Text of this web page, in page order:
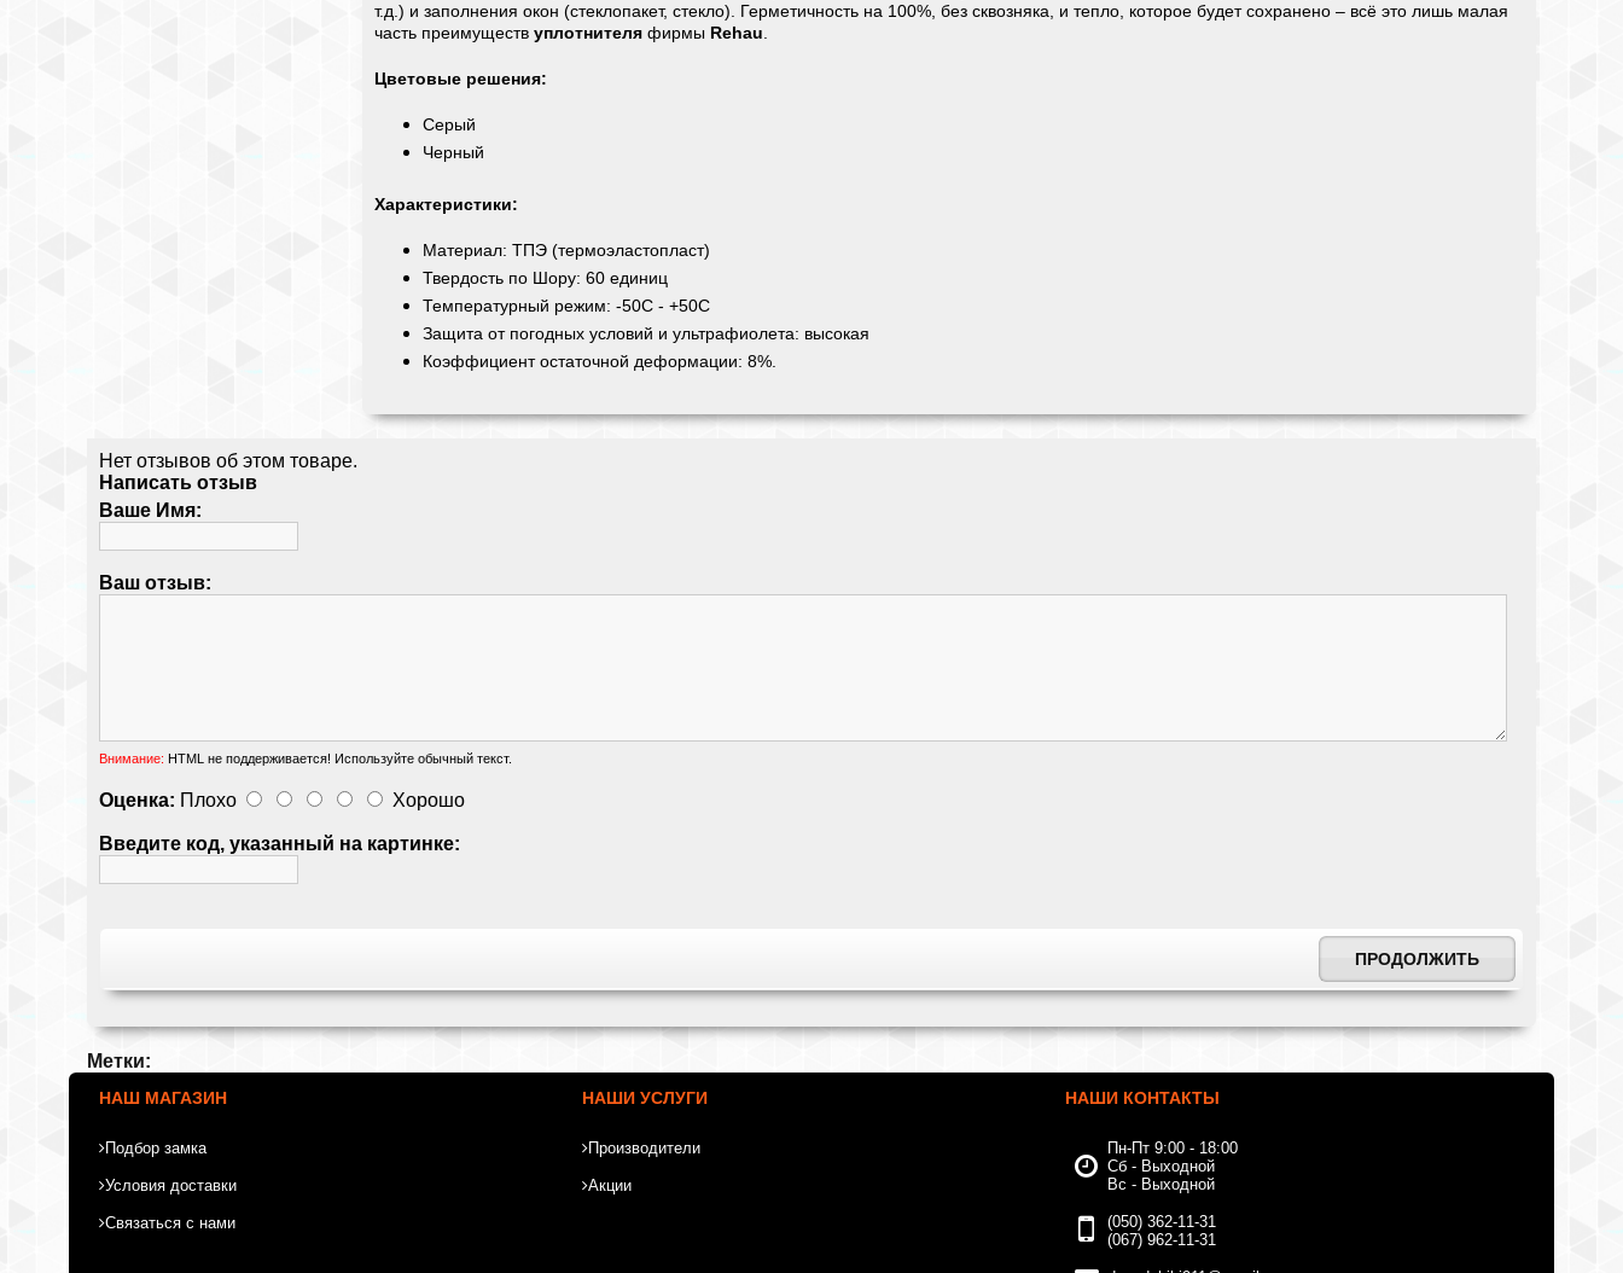
т.д.) и заполнения окон (стеклопакет, стекло). Герметичность на 100%, без сквозняка, и тепло, которое будет сохранено – всё это лишь малая
часть преимуществ уплотнителя фирмы Rehau
Цветовые решения:
Cерый
Черный
Характеристики:
Материал: ТПЭ (термоэластопласт)
Твердость по Шору: 60 единиц
Температурный режим: -50С - +50С
Защита от погодных условий и ультрафиолета: высокая
Коэффициент остаточной деформации: 8%.
Нет отзывов об этом товаре.
Написать отзыв
Ваше Имя:
Ваш отзыв:
Внимание: HTML не поддерживается! Используйте обычный текст.
Оценка: Плохо Хорошо
Введите код, указанный на картинке:
ПРОДОЛЖИТЬ
Метки:
НАШ МАГАЗИН
Подбор замка
Условия доставки
Связаться с нами
НАШИ УСЛУГИ
Производители
Акции
НАШИ КОНТАКТЫ
Пн-Пт 9:00 - 18:00
Сб - Выходной
Вс - Выходной
(050) 362-11-31
(067) 962-11-31